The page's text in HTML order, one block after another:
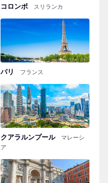
コロンボ スリランカ
パリ フランス
クアラルンプール
マレーシ
ア